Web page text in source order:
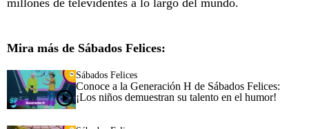
millones de televidentes a lo largo del mundo.
Mira más de Sábados Felices:
Sábados Felices
Conoce a la Generación H de Sábados Felices:
¡Los niños demuestran su talento en el humor!